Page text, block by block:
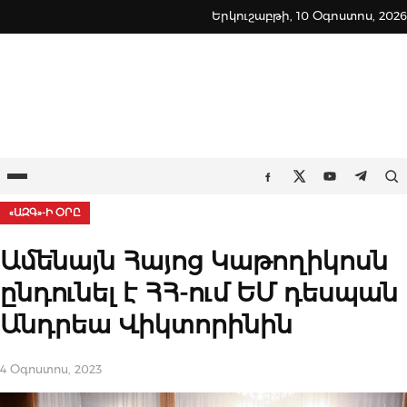
to
Երկուշաբթի, 10 Օգոստոս, 2026
Ընտրացանկ Facebook
TwitterYoutube
«ԱԶԳ»-Ի ՕՐԸ
Ամենայն Հայոց Կաթողիկոսն
ընդունել է ՀՀ-ում ԵՄ դեսպան
Անդրեա Վիկտորինին
4 Օգոստոս, 2023